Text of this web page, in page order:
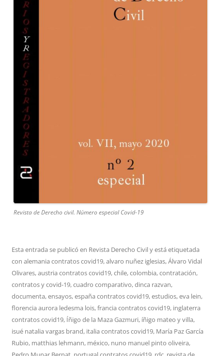
Revista de Derecho civil. Número especial Covid-19
Esta entrada se publicó en Revista Derecho Civily está etiquetada
con alemania contratos covid19,alvaro nuñez iglesias,Álvaro Vidal
Olivares,austria contratos covid19,chile,colombia,contratación,
contratos y covid-19,cuadro comparativo,dinca razvan,
documenta,ensayos,españa contratos covid19,estudios,eva lein,
florencia aurora ledesma lois,francia contratos covid19, inglaterra
contratos covid19, Íñigo de la Maza Gazmuri, íñigo mateo y villa,
isué natalia vargas brand, italia contratos covid19, María Paz García
Rubio, matthias lehmann, méxico, nuno manuel pinto oliveira,